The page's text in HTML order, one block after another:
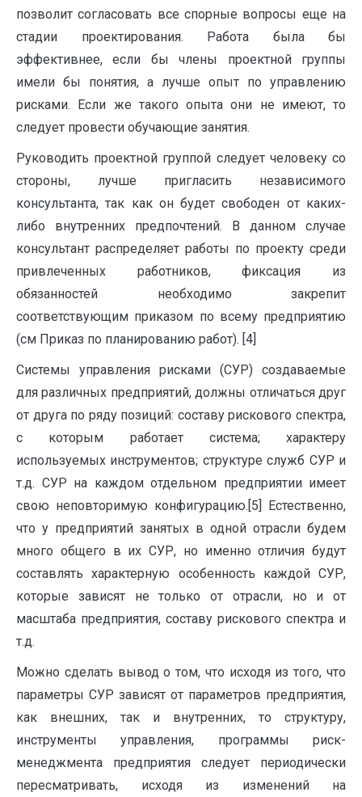
позволит согласовать все спорные вопросы еще на
стадии проектирования. Работа была бы
эффективнее, если бы члены проектной группы
имели бы понятия, а лучше опыт по управлению
рисками. Если же такого опыта они не имеют, то
следует провести обучающие занятия.
Руководить проектной группой следует человеку со
стороны, лучше пригласить независимого
консультанта, так как он будет свободен от каких-
либо внутренних предпочтений. В данном случае
консультант распределяет работы по проекту среди
привлеченных работников, фиксация из
обязанностей необходимо закрепит
соответствующим приказом по всему предприятию
(см Приказ по планированию работ). [4]
Системы управления рисками (СУР) создаваемые
для различных предприятий, должны отличаться друг
от друга по ряду позиций: составу рискового спектра,
с которым работает система; характеру
используемых инструментов; структуре служб СУР и
т.д. СУР на каждом отдельном предприятии имеет
свою неповторимую конфигурацию.[5] Естественно,
что у предприятий занятых в одной отрасли будем
много общего в их СУР, но именно отличия будут
составлять характерную особенность каждой СУР,
которые зависят не только от отрасли, но и от
масштаба предприятия, составу рискового спектра и
т.д.
Можно сделать вывод о том, что исходя из того, что
параметры СУР зависят от параметров предприятия,
как внешних, так и внутренних, то структуру,
инструменты управления, программы риск-
менеджмента предприятия следует периодически
пересматривать, исходя из изменений на